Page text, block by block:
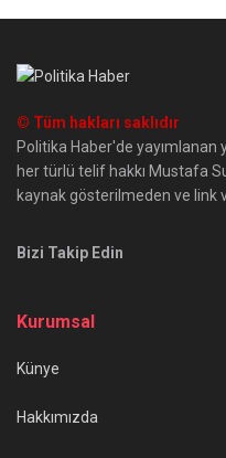
© Tüm hakları saklıdır
Politika Haber'de yayımlanan
her türlü telif hakkı Mustafa
kaynak gösterilmeden ve link
Bizi Takip Edin
Kurumsal
Künye
Hakkımızda